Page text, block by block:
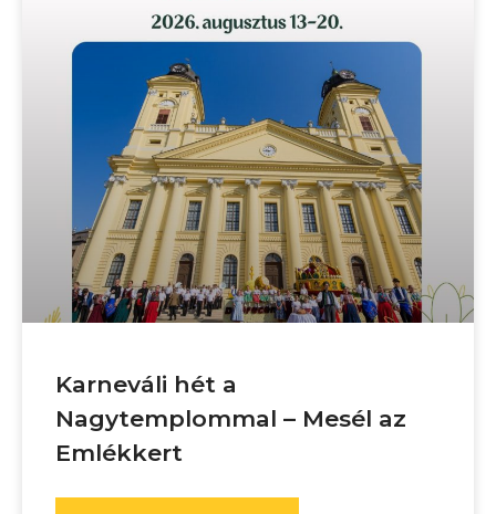
Karneváli hét a
Nagytemplommal – Mesél az
Emlékkert